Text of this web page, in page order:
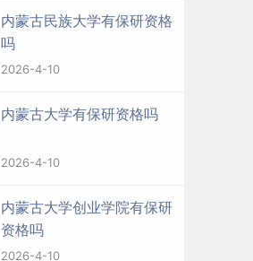
内蒙古民族大学有保研资格
吗
2026-4-10
内蒙古大学有保研资格吗
2026-4-10
内蒙古大学创业学院有保研
资格吗
2026-4-10